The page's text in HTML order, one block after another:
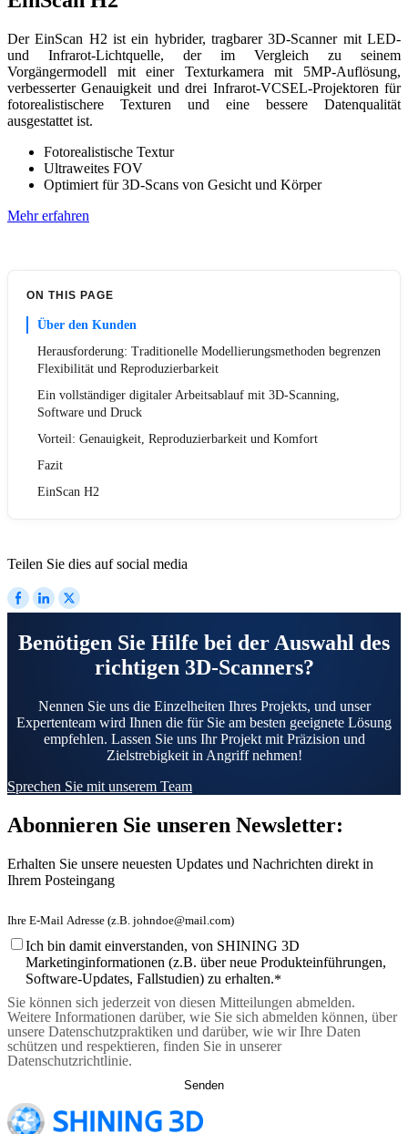
Der EinScan H2 ist ein hybrider, tragbarer 3D-Scanner mit LED-
und Infrarot-Lichtquelle, der im Vergleich zu seinem
Vorgängermodell mit einer Texturkamera mit 5MP-Auflösung,
verbesserter Genauigkeit und drei Infrarot-VCSEL-Projektoren für
fotorealistischere Texturen und eine bessere Datenqualität
ausgestattet ist.
Fotorealistische Textur
Ultraweites FOV
Optimiert für 3D-Scans von Gesicht und Körper
Mehr erfahren
ON THIS PAGE
Über den Kunden
Herausforderung: Traditionelle Modellierungsmethoden begrenzen
Flexibilität und Reproduzierbarkeit
Ein vollständiger digitaler Arbeitsablauf mit 3D-Scanning,
Software und Druck
Vorteil: Genauigkeit, Reproduzierbarkeit und Komfort
Fazit
EinScan H2
Teilen Sie dies auf social media
Benötigen Sie Hilfe bei der Auswahl des
richtigen 3D-Scanners?
Nennen Sie uns die Einzelheiten Ihres Projekts, und unser
Expertenteam wird Ihnen die für Sie am besten geeignete Lösung
empfehlen. Lassen Sie uns Ihr Projekt mit Präzision und
Zielstrebigkeit in Angriff nehmen!
Sprechen Sie mit unserem Team
Abonnieren Sie unseren Newsletter:
Erhalten Sie unsere neuesten Updates und Nachrichten direkt in
Ihrem Posteingang
Ich bin damit einverstanden, von SHINING 3D
Marketinginformationen (z.B. über neue Produkteinführungen,
Software-Updates, Fallstudien) zu erhalten.*
Sie können sich jederzeit von diesen Mitteilungen abmelden.
Weitere Informationen darüber, wie Sie sich abmelden können, über
unsere Datenschutzpraktiken und darüber, wie wir Ihre Daten
schützen und respektieren, finden Sie in unserer
Datenschutzrichtlinie.